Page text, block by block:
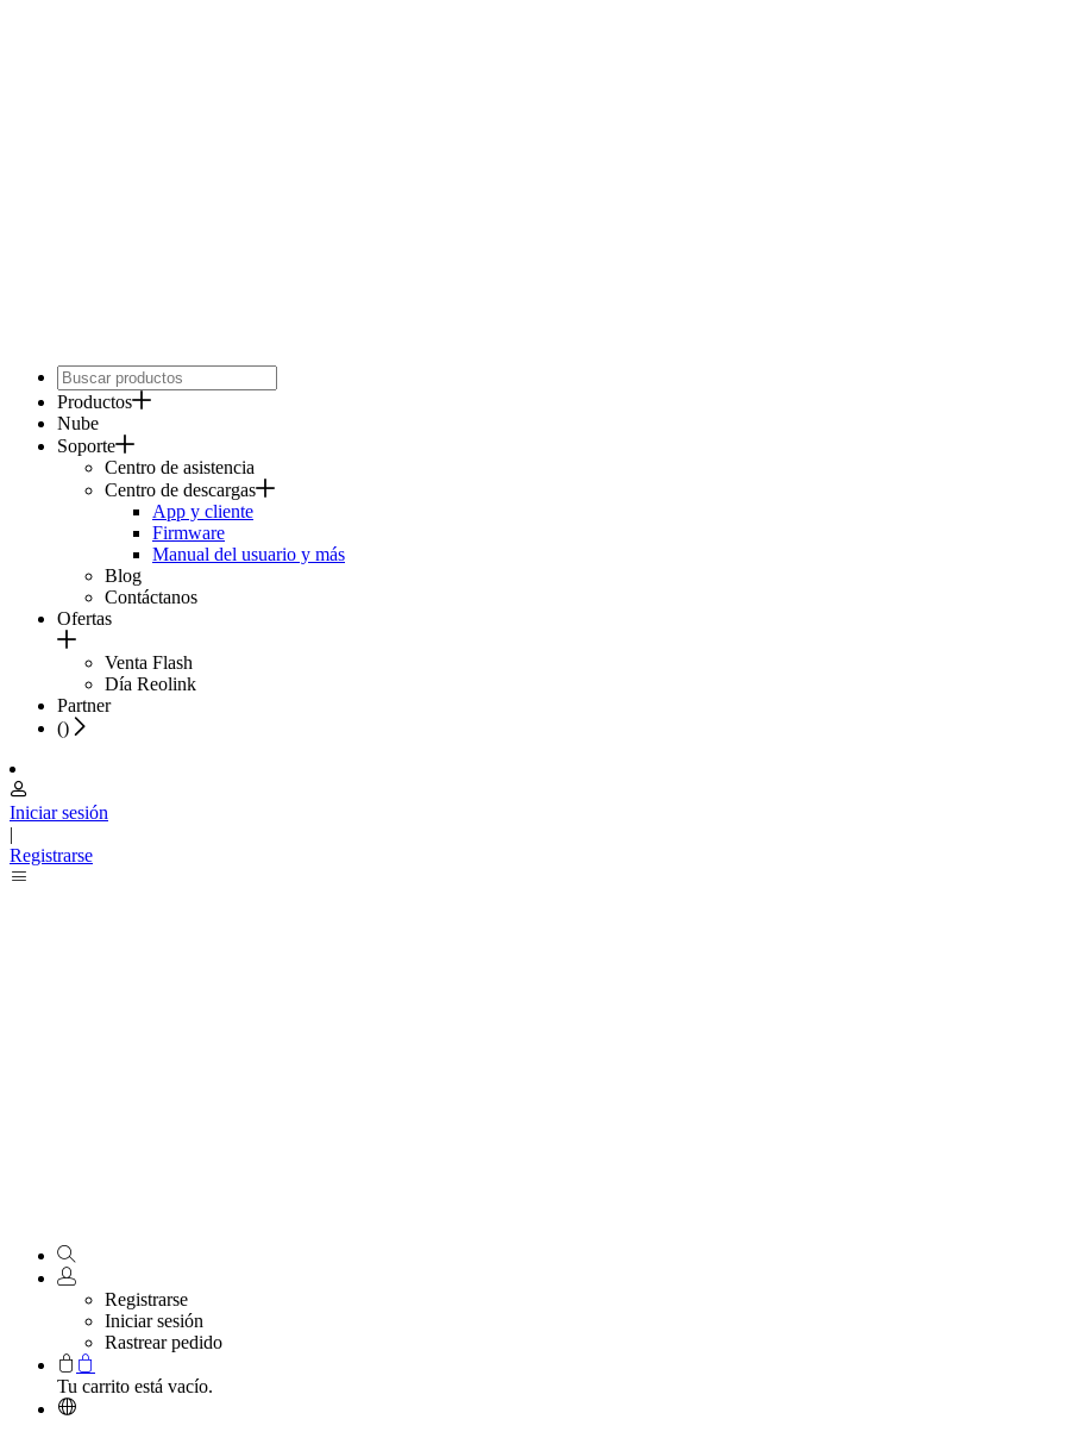
Productos
Nube
Soporte
Centro de asistencia
Centro de descargas
App y cliente
Firmware
Manual del usuario y más
Blog
Contáctanos
Ofertas
Venta Flash
Día Reolink
Partner
()
Iniciar sesión
|
Registrarse
Registrarse
Iniciar sesión
Rastrear pedido
Tu carrito está vacío.